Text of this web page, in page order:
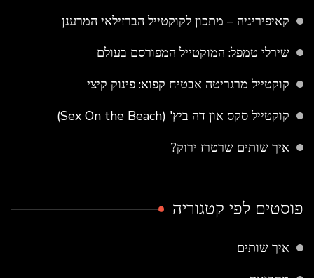
קאיפיריניה – מתכון לקוקטייל הברזילאי המרענן
שירלי טמפל: המוקטייל המפורסם בעולם
קוקטייל מרגריטה אבטיח קפוא: פינוק קיצי
קוקטייל סקס און דה ביץ' (Sex On the Beach)
איך שותים שרטרז ירוק?
פוסטים לפי קטגוריה
איך שותים